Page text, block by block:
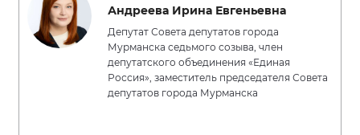
Андреева Ирина Евгеньевна
Депутат Совета депутатов города
Мурманска седьмого созыва, член
депутатского объединения «Единая
Россия», заместитель председателя Совета
депутатов города Мурманска